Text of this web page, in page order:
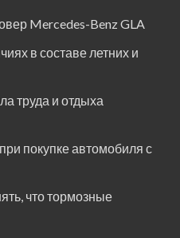
Mercedes-Benz GLA
в составе летних и
труда и отдыха
покупке автомобиля с
что тормозные